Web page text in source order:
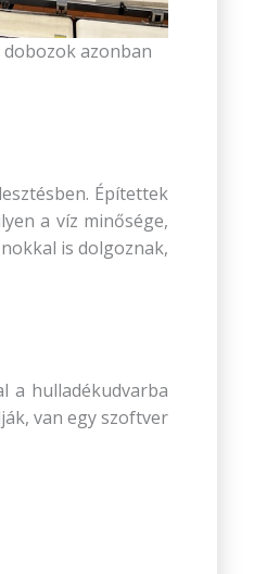
azonban
Építettek
a víz minősége,
is dolgoznak,
a hulladékudvarba
van egy szoftver